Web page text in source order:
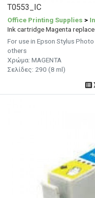
T0553_IC
Office Printing Supplies >
Ink cartridge Magenta
For use in Epson Stylus
others
Χρώμα: MAGENTA
Σελίδες: 290 (8 ml)